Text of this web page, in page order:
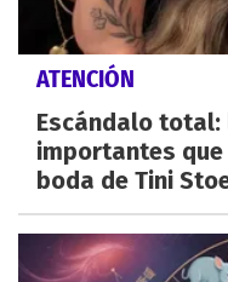
ATENCIÓN
Escándalo
importantes
boda de Tini